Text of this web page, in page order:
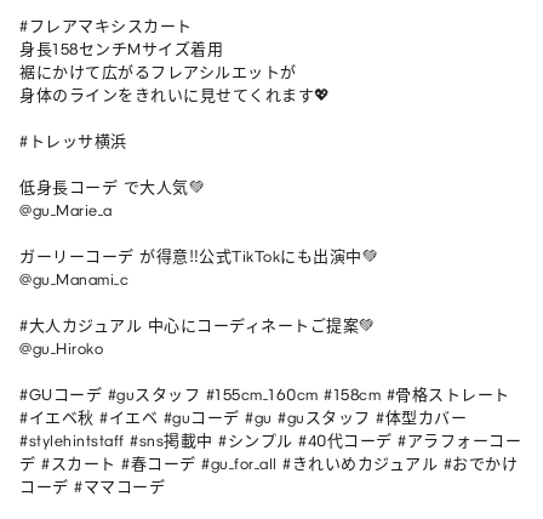
#フレアマキシスカート
身長158センチMサイズ着用
裾にかけて広がるフレアシルエットが
身体のラインをきれいに見せてくれます💖
#トレッサ横浜
低身長コーデ で大人気💚
@gu_Marie_a
ガーリーコーデ が得意‼︎公式TikTokにも出演中💚
@gu_Manami_c
#大人カジュアル 中心にコーディネートご提案💚
@gu_Hiroko
#GUコーデ #guスタッフ #155cm_160cm #158cm #骨格ストレート
#イエベ秋 #イエベ #guコーデ #gu #guスタッフ #体型カバー
#stylehintstaff #sns掲載中 #シンプル #40代コーデ #アラフォーコー
デ #スカート #春コーデ #gu_for_all #きれいめカジュアル #おでかけ
コーデ #ママコーデ